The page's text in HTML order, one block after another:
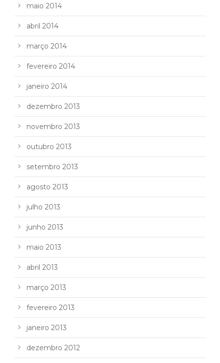
maio 2014
abril 2014
março 2014
fevereiro 2014
janeiro 2014
dezembro 2013
novembro 2013
outubro 2013
setembro 2013
agosto 2013
julho 2013
junho 2013
maio 2013
abril 2013
março 2013
fevereiro 2013
janeiro 2013
dezembro 2012